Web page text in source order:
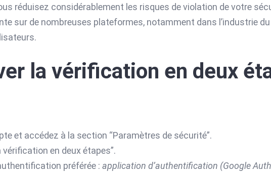
réduisez considérablement les risques de violation de votre
sur de nombreuses plateformes, notamment dans l’industrie
la vérification en deux
et accédez à la section “Paramètres de sécurité”.
vérification en deux étapes”.
préférée : application d’authentification (Google